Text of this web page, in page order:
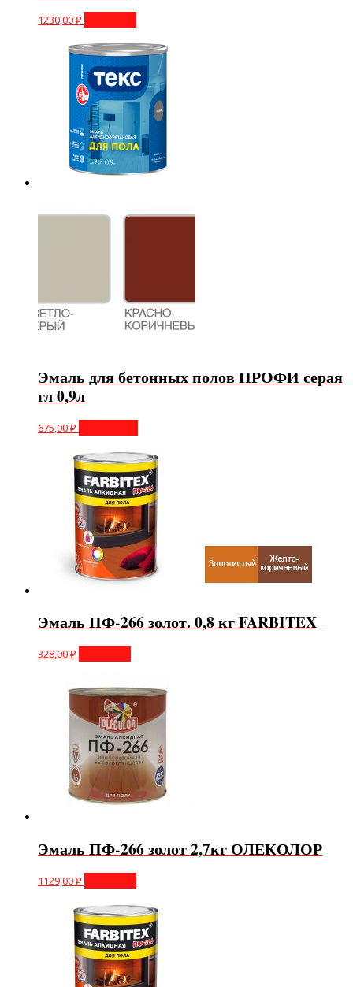
1230,00₽
Эмаль для бетонных полов ПРОФИ серая
гл 0,9л
675,00₽
Эмаль ПФ-266 золот. 0,8 кг FARBITEX
328,00₽
Эмаль ПФ-266 золот 2,7кг ОЛЕКОЛОР
1129,00₽